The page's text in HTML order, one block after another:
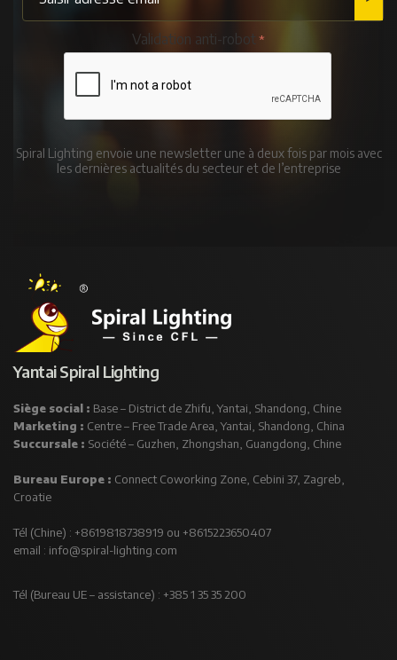
Validation anti-robot
Spiral Lighting envoie une newsletter une à deux fois par mois avec
les dernières actualités du secteur et de l’entreprise
Yantai Spiral Lighting
Siège social : Base – District de Zhifu, Yantai, Shandong, Chine
Marketing : Centre – Free Trade Area, Yantai, Shandong, China
Succursale : Société – Guzhen, Zhongshan, Guangdong, Chine
Bureau Europe : Connect Coworking Zone, Cebini 37, Zagreb,
Croatie
Tél (Chine) : +8619818738919 ou +8615223650407
email : info@spiral-lighting.com
Tél (Bureau UE – assistance) : +385 1 35 35 200